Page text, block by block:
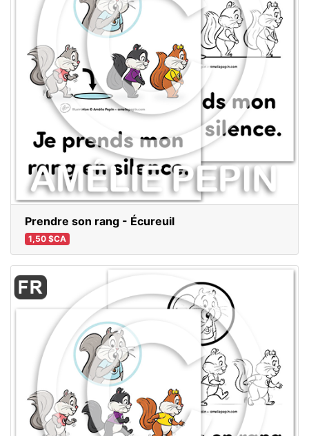
Prendre son rang - Écureuil
1,50 $CA